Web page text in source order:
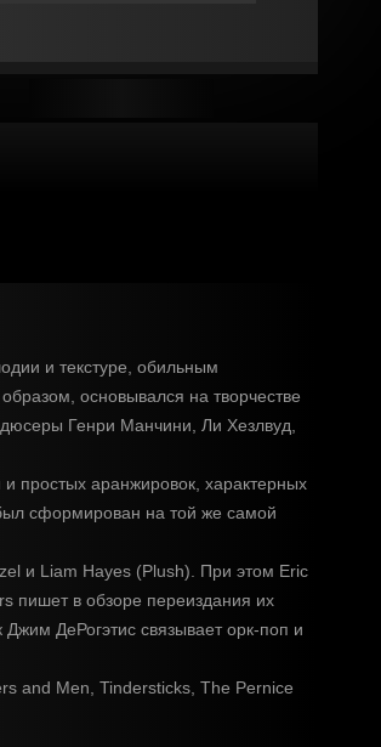
и текстуре, обильным
основывался на творчестве
Генри Манчини, Ли Хезлвуд,
простых аранжировок, характерных
сформирован на той же самой
и Liam Hayes (Plush). При этом Eric
пишет в обзоре переиздания их
ДеРогэтис связывает орк-поп и
and Men, Tindersticks, The Pernice